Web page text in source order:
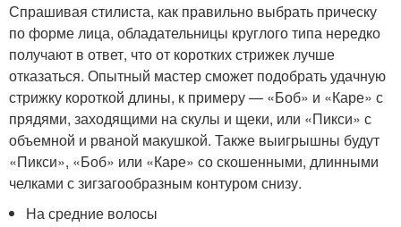
Спрашивая стилиста, как правильно выбрать прическу
по форме лица, обладательницы круглого типа нередко
получают в ответ, что от коротких стрижек лучше
отказаться. Опытный мастер сможет подобрать удачную
стрижку короткой длины, к примеру — «Боб» и «Каре» с
прядями, заходящими на скулы и щеки, или «Пикси» с
объемной и рваной макушкой. Также выигрышны будут
«Пикси», «Боб» или «Каре» со скошенными, длинными
челками с зигзагообразным контуром снизу.
На средние волосы